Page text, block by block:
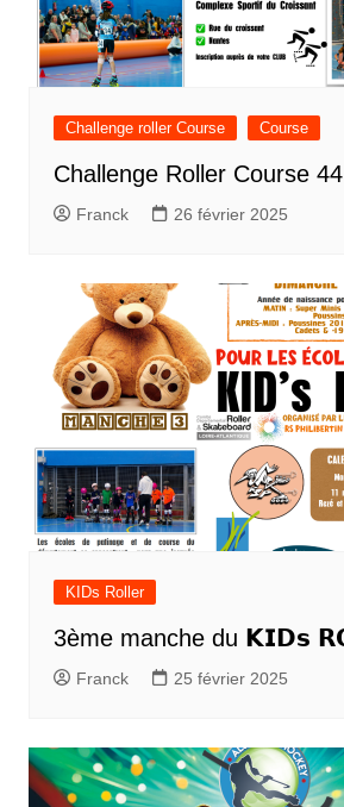
Challenge roller Course Course
Challenge Roller Course
Franck 26 février 2025
KIDs Roller
3ème manche du 𝗞𝗜𝗗𝘀
Franck 25 février 2025